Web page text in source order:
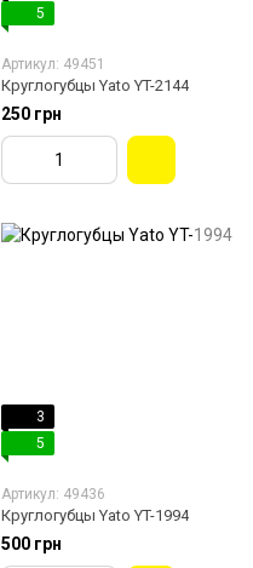
5
Артикул: 49451
Круглогубцы Yato YT-2144
250 грн
3
5
Артикул: 49436
Круглогубцы Yato YT-1994
500 грн